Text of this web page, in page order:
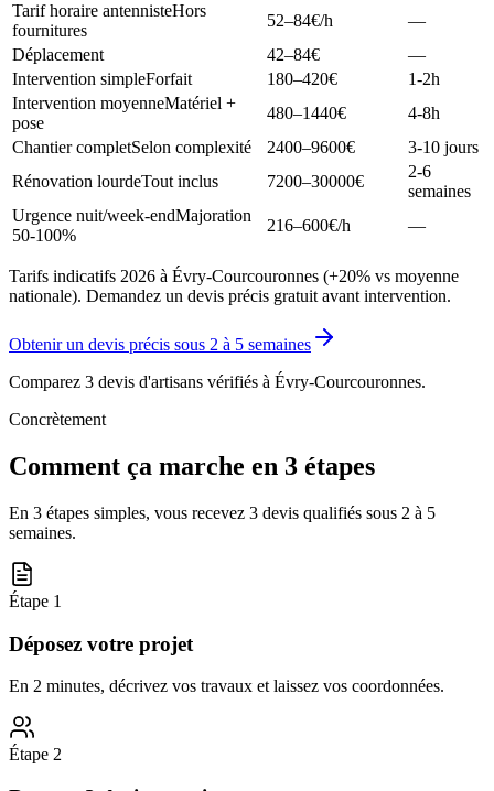
Tarif horaire antennisteHors
fournitures
52–84€/h
—
Déplacement
42–84€
—
Intervention simpleForfait 180–420€
1-2h
Intervention moyenneMatériel +
pose
480–1440€
4-8h
Chantier completSelon complexité 2400–9600€
3-10 jours
Rénovation lourdeTout inclus 7200–30000€
2-6
semaines
Urgence nuit/week-endMajoration
50-100%
216–600€/h —
Tarifs indicatifs 2026 à Évry-Courcouronnes (+20% vs moyenne
nationale). Demandez un devis précis gratuit avant intervention.
Obtenir un devis précis sous 2 à 5 semaines
Comparez 3 devis d'artisans vérifiés à Évry-Courcouronnes.
Concrètement
Comment ça marche en 3 étapes
En 3 étapes simples, vous recevez 3 devis qualifiés sous 2 à 5
semaines.
Étape 1
Déposez votre projet
En 2 minutes, décrivez vos travaux et laissez vos coordonnées.
Étape 2